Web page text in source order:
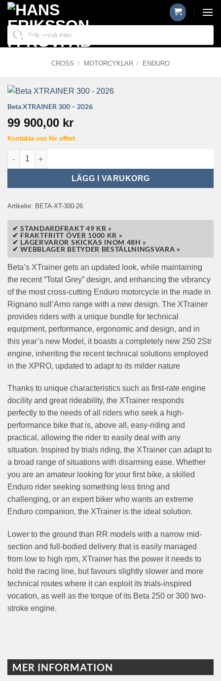
Skip
content
Produktsökning
CROSS / MOTORCYKLAR / ENDURO
Beta XTRAINER 300 – 2026
99 900,00 kr
Kontakta oss för offert
Beta XTRAINER 300 - 2026 mängd
LÄGG I VARUKORG
Artikelnr: BETA-XT-300-26
✔ STANDARDFRAKT 49 KR »
✔ FRAKTFRITT ÖVER 1000 KR »
✔ LAGERVAROR SKICKAS INOM 48H »
✔ WEBBLAGER BETYDER BESTÄLLNINGSVARA »
Beta’s XTrainer gets an updated look, while maintaining
the recent “Total Grey” design, and enhancing the vibrancy
of the most cross-cutting Enduro motorcycle in the made in
Rignano sull’Arno range with a new design. The XTrainer
provides riders with a unique bundle for technical
equipment, performance, ergonomic and design, and in
this year’s new Model, it boasts a completely new 250 2Str
engine, inheriting the recent technical solutions employed
in the XPRO, updated to adapt to its milder nature
Thanks to unique characteristics such as first-rate engine
docility and great rideability, the XTrainer responds
perfectly to the needs of all riders who seek a high-
performance bike that is, above all, easy-riding and
practical, allowing the rider to easily deal with any
situation. Inspired by trials riding, the XTrainer can adapt to
a broad range of situations with disarming ease. Whether
you are an amateur looking for your first bike, a skilled
Enduro rider seeking something less tiring and
challenging, or an expert biker who wants an extreme
Enduro companion, the XTrainer is the ideal solution.
Lower to the ground than RR models with a narrow mid-
section and full-bodied delivery that is easily managed
from low to high rpm, XTrainer has the power it needs to
hold the racing line, but favours slightly slower and more
technical routes where it can exploit its trials-inspired
vocation, as well as the torque of its Beta 250 or 300 two-
stroke engine.
MER INFORMATION